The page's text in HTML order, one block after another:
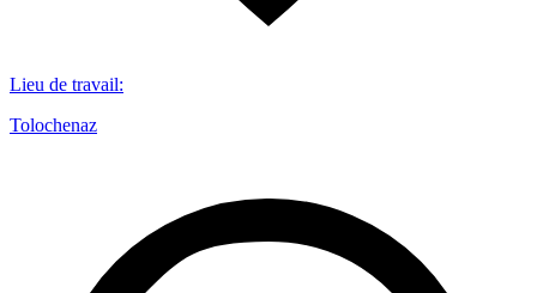
Lieu de travail:
Tolochenaz